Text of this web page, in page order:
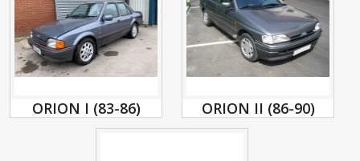
ORION I (83-86) ORION II (86-90)